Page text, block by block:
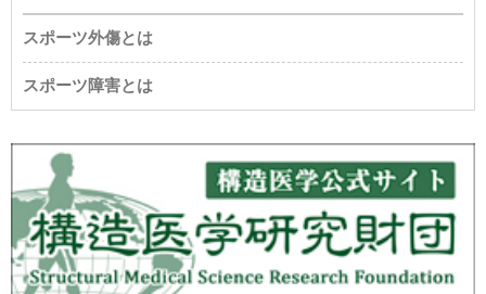
スポーツ外傷とは
スポーツ障害とは